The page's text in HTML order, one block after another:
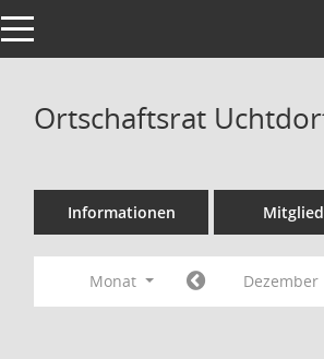
Toggle navigation
Ortschaftsrat
Informationen
Monat Dezember